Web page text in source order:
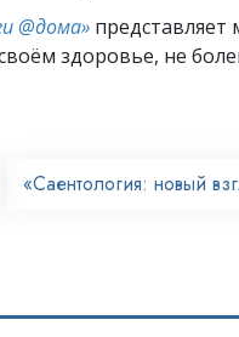
@дома»
здоровье, не
«Саентология: новый